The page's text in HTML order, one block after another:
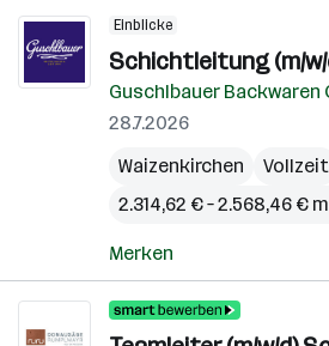
Einblicke
Schichtleitung (m/
Guschlbauer Backwaren
28.7.2026
Waizenkirchen
Vollzeit
2.314,62 € – 2.568,46 €
Merken